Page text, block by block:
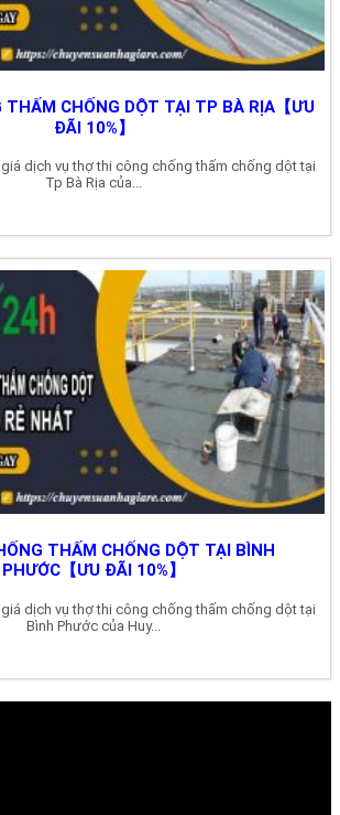
THẤM CHỐNG DỘT TẠI TP BÀ RỊA【ƯU
ĐÃI 10%】
dịch vụ thợ thi công chống thấm chống dột tại
Tp Bà Rịa của...
THẤM CHỐNG DỘT TẠI BÌNH
PHƯỚC【ƯU ĐÃI 10%】
dịch vụ thợ thi công chống thấm chống dột tại
Bình Phước của Huy...